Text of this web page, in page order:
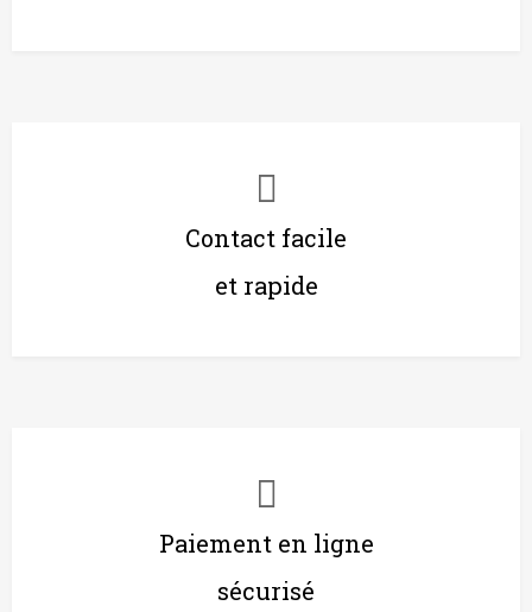
Contact facile
et rapide
Paiement en ligne
sécurisé